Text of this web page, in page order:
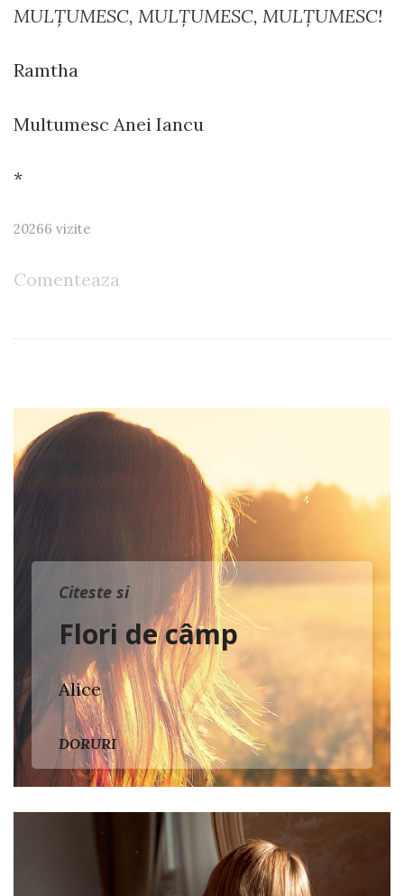
MULȚUMESC, MULȚUMESC, MULȚUMESC!
Ramtha
Multumesc Anei Iancu
*
20266 vizite
Comenteaza
Citeste si
Flori de câmp
Alice
DORURI